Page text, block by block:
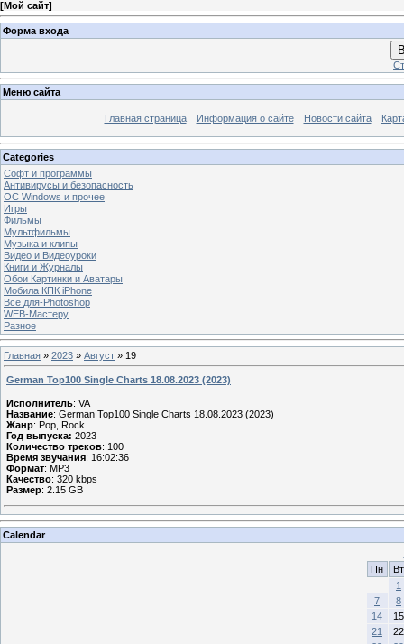
[Мой сайт]
Форма входа
Меню сайта
Главная страница Информация о сайте Новости сайта
Categories
Софт и программы
Антивирусы и безопасность
OC Windows и прочее
Игры
Фильмы
Мультфильмы
Музыка и клипы
Видео и Видеоуроки
Книги и Журналы
Обои Картинки и Аватары
Мобила КПК iPhone
Все для-Photoshop
WEB-Мастеру
Разное
Главная » 2023 » Август » 19
German Top100 Single Charts 18.08.2023 (2023)
Исполнитель: VA
Название: German Top100 Single Charts 18.08.2023 (2023)
Жанр: Pop, Rock
Год выпуска: 2023
Количество треков: 100
Время звучания: 16:02:36
Формат: MP3
Качество: 320 kbps
Размер: 2.15 GB
Calendar
Пн
Вт
1
7
8
14
15
21
22